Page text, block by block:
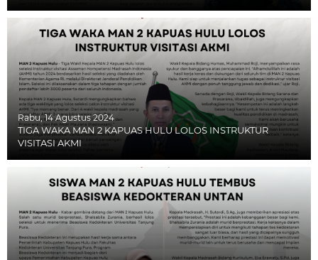
Rabu, 14 Agustus 2024
TIGA WAKA MAN 2 KAPUAS HULU LOLOS INSTRUKTUR
VISITASI AKMI